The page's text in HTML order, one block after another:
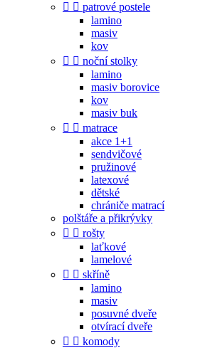
  patrové postele
lamino
masiv
kov
  noční stolky
lamino
masiv borovice
kov
masiv buk
  matrace
akce 1+1
sendvičové
pružinové
latexové
dětské
chrániče matrací
polštáře a přikrývky
  rošty
laťkové
lamelové
  skříně
lamino
masiv
posuvné dveře
otvírací dveře
  komody